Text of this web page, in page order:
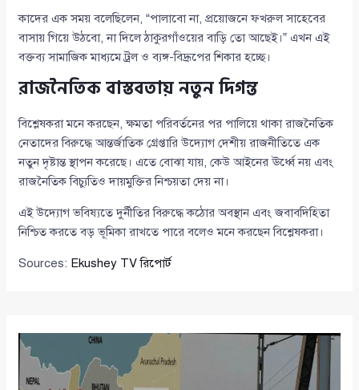
কাদের এক সময় বলেছিলেন, “পালাবো না, প্রয়োজনে ফখরুল সাহেবের
বাসায় গিয়ে উঠবো, না দিলে ঠাকুরগাঁওয়ের বাড়ি তো আছেই।” এখন এই
বক্তব্য সামাজিক মাধ্যমে ট্রল ও ব্যঙ্গ-বিদ্রূপের শিকার হচ্ছে।
রাজনৈতিক বাস্তবতায় নতুন দিগন্ত
বিশ্লেষকরা মনে করছেন, ক্ষমতা পরিবর্তনের পর পালিয়ে থাকা রাজনৈতিক
নেতাদের বিরুদ্ধে আন্তর্জাতিক গ্রেপ্তারি উদ্যোগ দেশীয় রাজনীতিতে এক
নতুন দৃষ্টান্ত স্থাপন করেছে। এতে বোঝা যায়, কেউ আইনের ঊর্ধ্বে নয় এবং
রাজনৈতিক বিচ্যুতিও দায়মুক্তির নিশ্চয়তা দেয় না।
এই উদ্যোগ ভবিষ্যতে দুর্নীতির বিরুদ্ধে কঠোর অবস্থান এবং জবাবদিহিতা
নিশ্চিত করতে বড় ভূমিকা রাখতে পারে বলেও মনে করছেন বিশ্লেষকরা।
Sources: Ekushey TV রিপোর্ট